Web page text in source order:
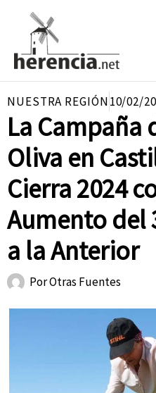
contenido
NUESTRA REGIÓN10/02/
La Campaña
Oliva en
Cierra 2024
Aumento del
a la Anterior
PorOtras Fuentes